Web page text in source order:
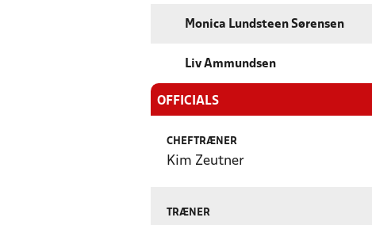
Monica Lundsteen Sørensen
Liv Ammundsen
OFFICIALS
CHEFTRÆNER
Kim Zeutner
TRÆNER